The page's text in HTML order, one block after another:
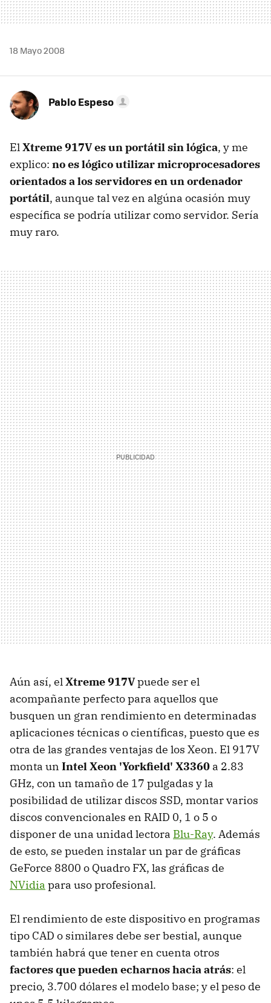
18 Mayo 2008
Pablo Espeso
ElXtreme 917V es un portátil sin lógica, y me
explico: no es lógico utilizar microprocesadores
orientados a los servidores en un ordenador
portátil, aunque tal vez en algúna ocasión muy
específica se podría utilizar como servidor. Sería
muy raro.
Aún así, elXtreme 917Vpuede ser el
acompañante perfecto para aquellos que
busquen un gran rendimiento en determinadas
aplicaciones técnicas o científicas, puesto que es
otra de las grandes ventajas de los Xeon. El 917V
monta un Intel Xeon 'Yorkfield' X3360 a 2.83
GHz, con un tamaño de 17 pulgadas y la
posibilidad de utilizar discos SSD, montar varios
discos convencionales en RAID 0, 1 o 5 o
disponer de una unidad lectora Blu-Ray. Además
de esto, se pueden instalar un par de gráficas
GeForce 8800 o Quadro FX, las gráficas de
NVidia para uso profesional.
El rendimiento de este dispositivo en programas
tipo CAD o similares debe ser bestial, aunque
también habrá que tener en cuenta otros
factores que pueden echarnos hacia atrás: el
precio, 3.700 dólares el modelo base; y el peso de